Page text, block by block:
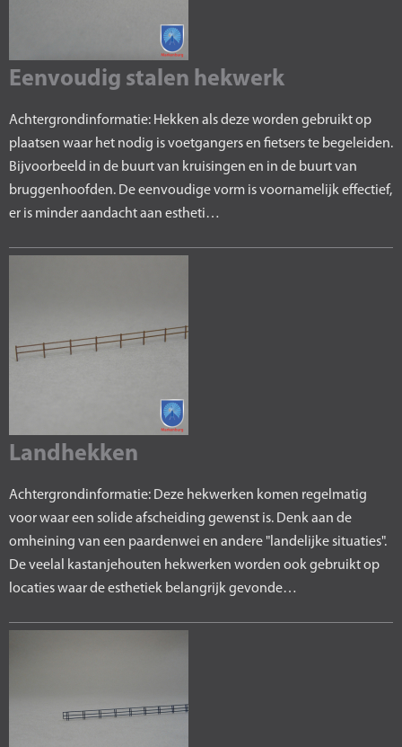
Eenvoudig stalen hekwerk
Achtergrondinformatie: Hekken als deze worden gebruikt op
plaatsen waar het nodig is voetgangers en fietsers te begeleiden.
Bijvoorbeeld in de buurt van kruisingen en in de buurt van
bruggenhoofden. De eenvoudige vorm is voornamelijk effectief,
er is minder aandacht aan estheti…
Landhekken
Achtergrondinformatie: Deze hekwerken komen regelmatig
voor waar een solide afscheiding gewenst is. Denk aan de
omheining van een paardenwei en andere "landelijke situaties".
De veelal kastanjehouten hekwerken worden ook gebruikt op
locaties waar de esthetiek belangrijk gevonde…